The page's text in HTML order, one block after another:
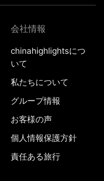
会社情報
chinahighlightsにつ
いて
私たちについて
グループ情報
お客様の声
個人情報保護方針
責任ある旅行